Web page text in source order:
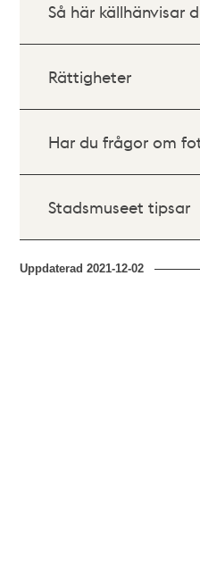
Så här källhänvisar
Rättigheter
Har du frågor om
Stadsmuseet tipsar
Uppdaterad2021-12-02